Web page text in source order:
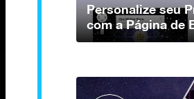
Personalize seu
com a Página de